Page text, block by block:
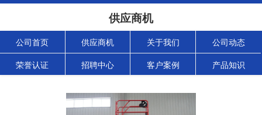
供应商机
公司首页 供应商机 关于我们 公司动态
荣誉认证 招聘中心 客户案例 产品知识